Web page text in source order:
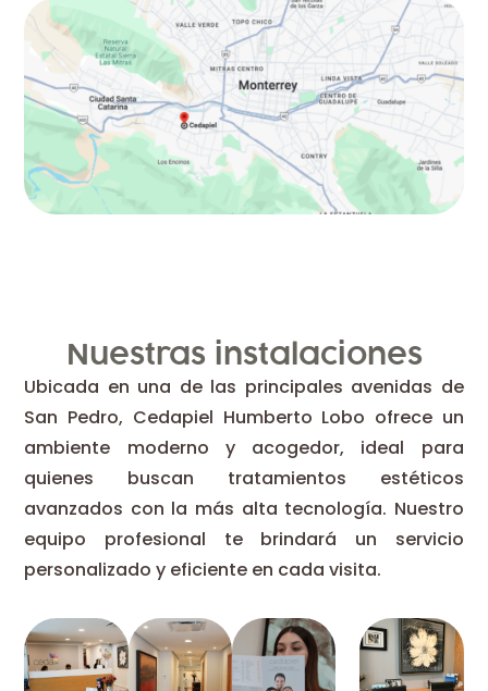
Nuestras instalaciones
Ubicada en una de las principales avenidas de
San Pedro, Cedapiel Humberto Lobo ofrece un
ambiente moderno y acogedor, ideal para
quienes buscan tratamientos estéticos
avanzados con la más alta tecnología. Nuestro
equipo profesional te brindará un servicio
personalizado y eficiente en cada visita.